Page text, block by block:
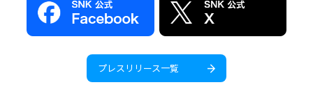
プレスリリース一覧